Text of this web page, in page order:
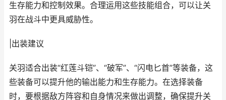
生存能力和控制效果。合理运用这些技能组合，可以让关
羽在战斗中更具威胁性。
|出装建议
关羽适合出装“红莲斗铠”、“破军”、“闪电匕首”等装备，这
些装备可以提升他的输出能力和生存能力。在选择装备
时，要根据敌方阵容和自身情况来做出调整，确保提升关